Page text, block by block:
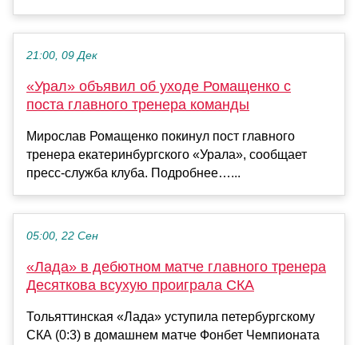
21:00, 09 Дек
«Урал» объявил об уходе Ромащенко с
поста главного тренера команды
Мирослав Ромащенко покинул пост главного
тренера екатеринбургского «Урала», сообщает
пресс‑служба клуба. Подробнее…...
05:00, 22 Сен
«Лада» в дебютном матче главного тренера
Десяткова всухую проиграла СКА
Тольяттинская «Лада» уступила петербургскому
СКА (0:3) в домашнем матче Фонбет Чемпионата